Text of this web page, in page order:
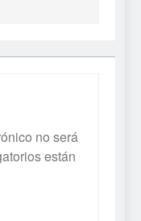
no será
están